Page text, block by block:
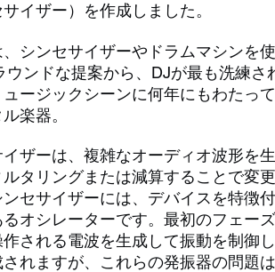
イザー）を作成しました。
シンセサイザーやドラムマシンを
ウンドな提案から、DJが最も洗練
ージックシーンに何年にもわたっ
楽器。
ザーは、複雑なオーディオ波形を
タリングまたは減算することで変
セサイザーには、デバイスを特徴
オシレーターです。最初のフェー
される電波を生成して振動を制御
れますが、これらの発振器の問題